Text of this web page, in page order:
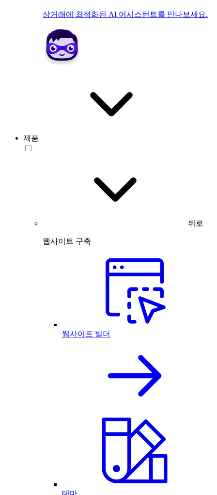
상거래에 최적화된 AI 어시스턴트를 만나보세요.
제품
뒤로
웹사이트 구축
웹사이트 빌더
테마